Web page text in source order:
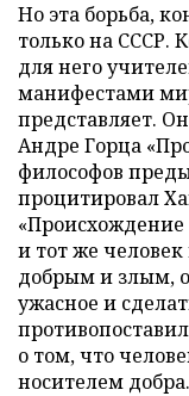
Но эта борьба,
только на СССР.
для него
манифестами
представляет.
Андре Горца
философов
процитировал
«Происхождение
и тот же
добрым и злым,
ужасное и
о том, что
носителем добра.